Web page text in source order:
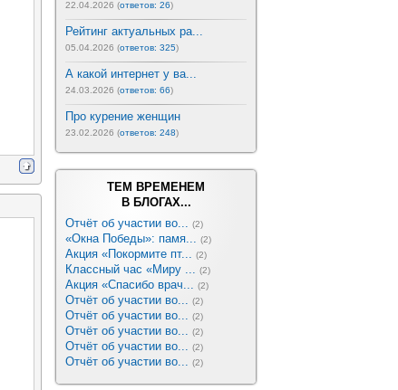
22.04.2026 (ответов: 26)
Рейтинг актуальных ра...
05.04.2026 (ответов: 325)
А какой интернет у ва...
24.03.2026 (ответов: 66)
Про курение женщин
23.02.2026 (ответов: 248)
ТЕМ ВРЕМЕНЕМ
В БЛОГАХ...
Отчёт об участии во... (2)
«Окна Победы»: памя... (2)
Акция «Покормите пт... (2)
Классный час «Миру ... (2)
Акция «Спасибо врач... (2)
Отчёт об участии во... (2)
Отчёт об участии во... (2)
Отчёт об участии во... (2)
Отчёт об участии во... (2)
Отчёт об участии во... (2)